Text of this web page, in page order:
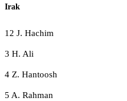
Irak
12 J. Hachim
3 H. Ali
4 Z. Hantoosh
5 A. Rahman